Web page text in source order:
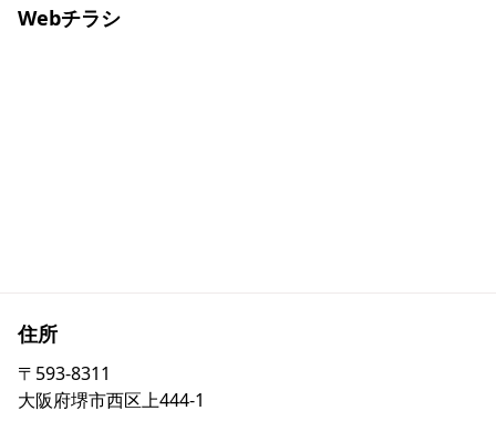
Contact us in English
Webチラシ
住所
〒 593-8311
大阪府堺市西区上444-1